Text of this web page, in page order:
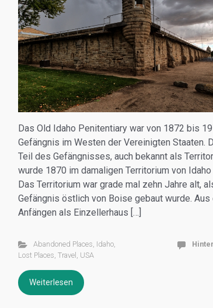
Das Old Idaho Penitentiary war von 1872 bis
Gefängnis im Westen der Vereinigten Staaten.
Teil des Gefängnisses, auch bekannt als
wurde 1870 im damaligen Territorium von
Das Territorium war grade mal zehn Jahre alt,
Gefängnis östlich von Boise gebaut wurde. Aus
Anfängen als Einzellerhaus […]
Abandoned Places, Idaho,
Lost Places, Travel , USA
Weiterlesen